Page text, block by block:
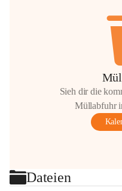
Sieh dir die
Müllabfuhr
Dateien